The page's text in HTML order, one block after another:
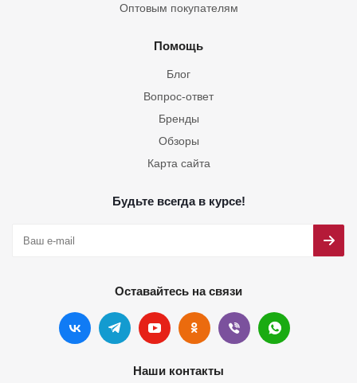
Оптовым покупателям
Помощь
Блог
Вопрос-ответ
Бренды
Обзоры
Карта сайта
Будьте всегда в курсе!
Оставайтесь на связи
Наши контакты